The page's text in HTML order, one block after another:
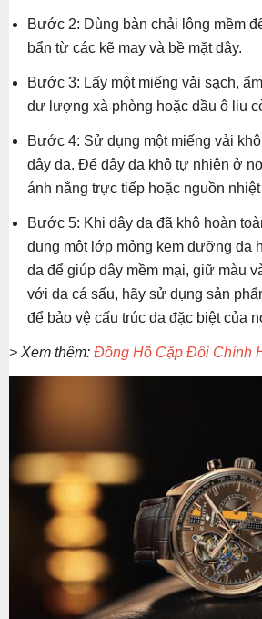
Bước 2: Dùng bàn chải lông mềm
bẩn từ các kẽ may và bề mặt dây.
Bước 3: Lấy một miếng vải sạch,
dư lượng xà phòng hoặc dầu ô liu
Bước 4: Sử dụng một miếng vải
dây da. Để dây da khô tự nhiên ở
ánh nắng trực tiếp hoặc nguồn nhiệt
Bước 5: Khi dây da đã khô hoàn
dụng một lớp mỏng kem dưỡng da
da để giúp dây mềm mại, giữ màu
với da cá sấu, hãy sử dụng sản
để bảo vệ cấu trúc da đặc biệt của
> Xem thêm: Đồng Hồ Cặp Đôi Chính